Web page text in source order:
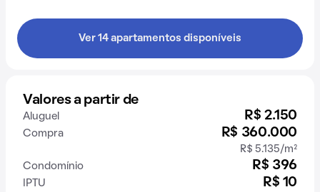
Ver 14 apartamentos disponíveis
Valores a partir de
Aluguel R$ 2.150
Compra R$ 360.000
R$ 5.135/m²
Condomínio
R$ 396
IPTU R$ 10